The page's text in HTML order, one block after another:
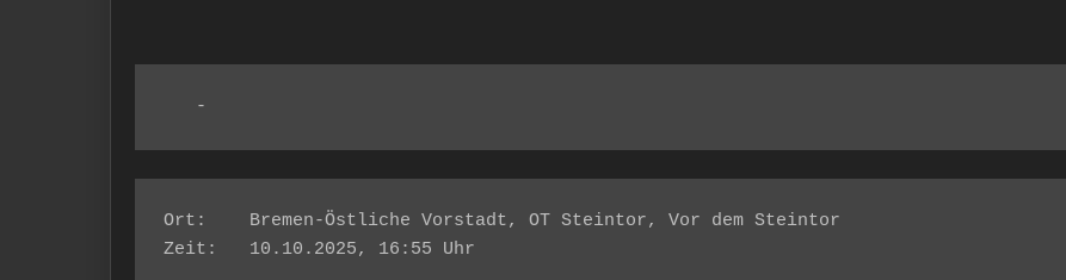
   -
Ort: 	Bremen-Östliche Vorstadt, OT Steintor, Vor dem Steintor
Zeit: 	10.10.2025, 16:55 Uhr